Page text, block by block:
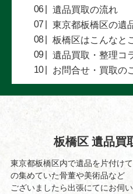
遺品買取の流れ
東京都板橋区の遺
板橋区はこんなと
遺品買取・整理コ
お問合せ・買取の
板橋区 遺品買
東京都板橋区内で遺品を片付け
の集めていた骨董や美術品など
ございましたら出張にてにお伺